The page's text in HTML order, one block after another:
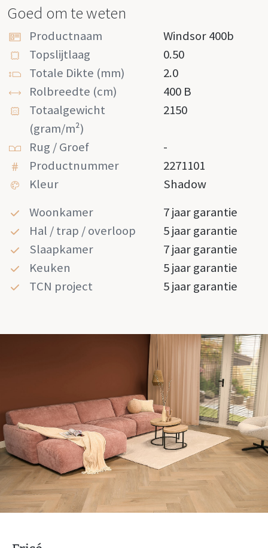
Goed om te weten
Productnaam
Windsor 400b
Topslijtlaag
0.50
Totale Dikte (mm)
2.0
Rolbreedte (cm)
400 B
Totaalgewicht
(gram/m²)
2150
Rug / Groef
-
Productnummer
2271101
Kleur
Shadow
Woonkamer
7 jaar garantie
Hal / trap / overloop
5 jaar garantie
Slaapkamer
7 jaar garantie
Keuken
5 jaar garantie
TCN project
5 jaar garantie